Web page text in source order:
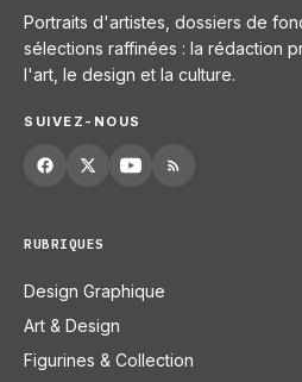
Portraits d'artistes, dossiers de
sélections raffinées : la rédaction
l'art, le design et la culture.
SUIVEZ-NOUS
RUBRIQUES
Design Graphique
Art & Design
Figurines & Collection